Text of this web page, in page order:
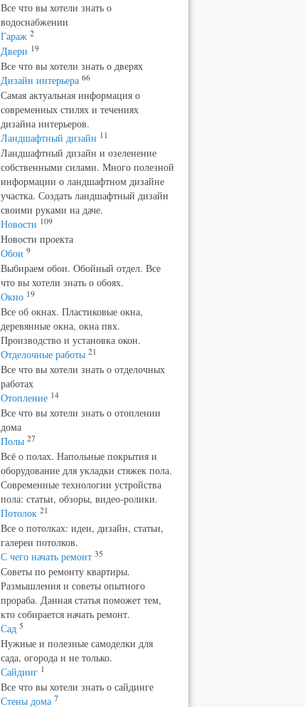
Все что вы хотели знать о
водоснабжении
Гараж 2
Двери 19
Все что вы хотели знать о дверях
Дизайн интерьера 66
Самая актуальная информация о
современных стилях и течениях
дизайна интерьеров.
Ландшафтный дизайн 11
Ландшафтный дизайн и озеленение
собственными силами. Много полезной
информации о ландшафтном дизайне
участка. Создать ландшафтный дизайн
своими руками на даче.
Новости 109
Новости проекта
Обои 9
Выбираем обои. Обойный отдел. Все
что вы хотели знать о обоях.
Окно 19
Все об окнах. Пластиковые окна,
деревянные окна, окна пвх.
Производство и установка окон.
Отделочные работы 21
Все что вы хотели знать о отделочных
работах
Отопление 14
Все что вы хотели знать о отоплении
дома
Полы 27
Всё о полах. Напольные покрытия и
оборудование для укладки стяжек пола.
Современные технологии устройства
пола: статьи, обзоры, видео-ролики.
Потолок 21
Все о потолках: идеи, дизайн, статьи,
галереи потолков.
С чего начать ремонт 35
Советы по ремонту квартиры.
Размышления и советы опытного
прораба. Данная статья поможет тем,
кто собирается начать ремонт.
Сад 5
Нужные и полезные самоделки для
сада, огорода и не только.
Сайдинг 1
Все что вы хотели знать о сайдинге
Стены дома 7